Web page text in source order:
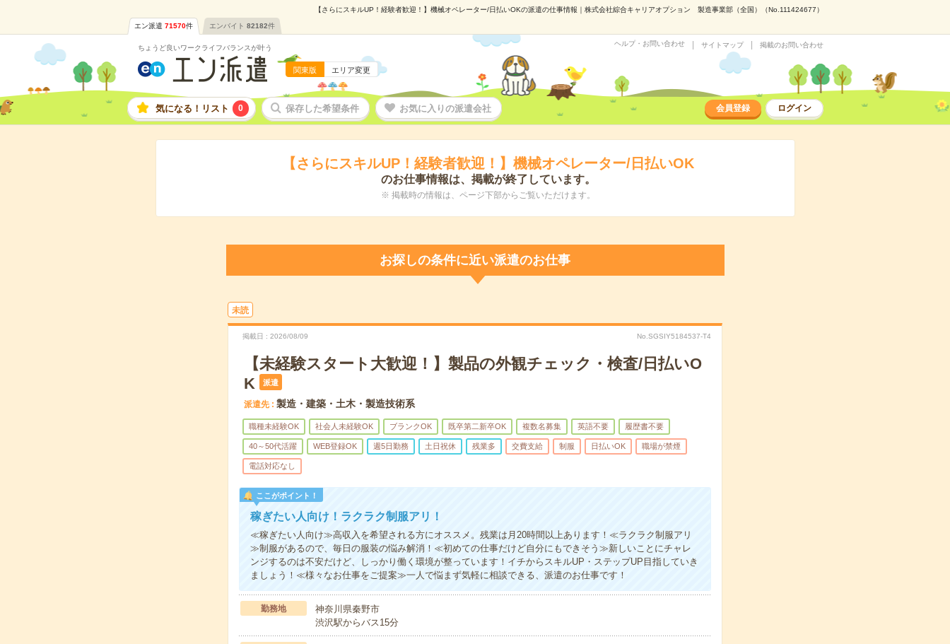
【さらにスキルUP！経験者歓迎！】機械オペレーター/日払いOKの派遣の仕事情報｜株式会社綜合キャリアオプション 製造事業部（全国）（No.111424677）
エン派遣 71570件 エンバイト 82182件
ちょうど良いワークライフバランスが叶う
関東版 エリア変更
ヘルプ・お問い合わせ サイトマップ 掲載のお問い合わせ
気になる！リスト 0 保存した希望条件 お気に入りの派遣会社 会員登録 ログイン
【さらにスキルUP！経験者歓迎！】機械オペレーター/日払いOK
のお仕事情報は、掲載が終了しています。
※ 掲載時の情報は、ページ下部からご覧いただけます。
お探しの条件に近い派遣のお仕事
未読
掲載日 2026/08/09 No.SGSIY5184537-T4
【未経験スタート大歓迎！】製品の外観チェック・検査/日払いO
K
派遣
派遣先 製造・建築・土木・製造技術系
職種未経験OK 社会人未経験OK ブランクOK 既卒第二新卒OK 複数名募集 英語不要 履歴書不要
40～50代活躍 WEB登録OK 週5日勤務 土日祝休 残業多 交費支給 制服 日払いOK 職場が禁煙
電話対応なし
ここがポイント！
稼ぎたい人向け！ラクラク制服アリ！
≪稼ぎたい人向け≫高収入を希望される方にオススメ。残業は月20時間以上あります！≪ラクラク制服アリ
≫制服があるので、毎日の服装の悩み解消！≪初めての仕事だけど自分にもできそう≫新しいことにチャレ
ンジするのは不安だけど、しっかり働く環境が整っています！イチからスキルUP・ステップUP目指していき
ましょう！≪様々なお仕事をご提案≫一人で悩まず気軽に相談できる、派遣のお仕事です！
勤務地
神奈川県秦野市
渋沢駅からバス15分